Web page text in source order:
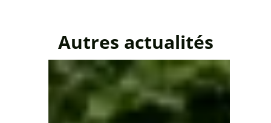
Autres actualités